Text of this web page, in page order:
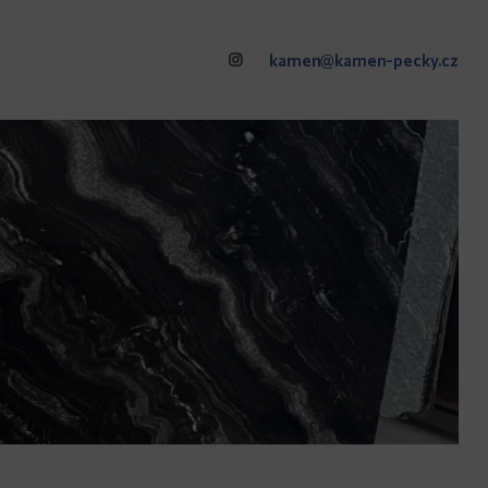
kamen@kamen-pecky.cz